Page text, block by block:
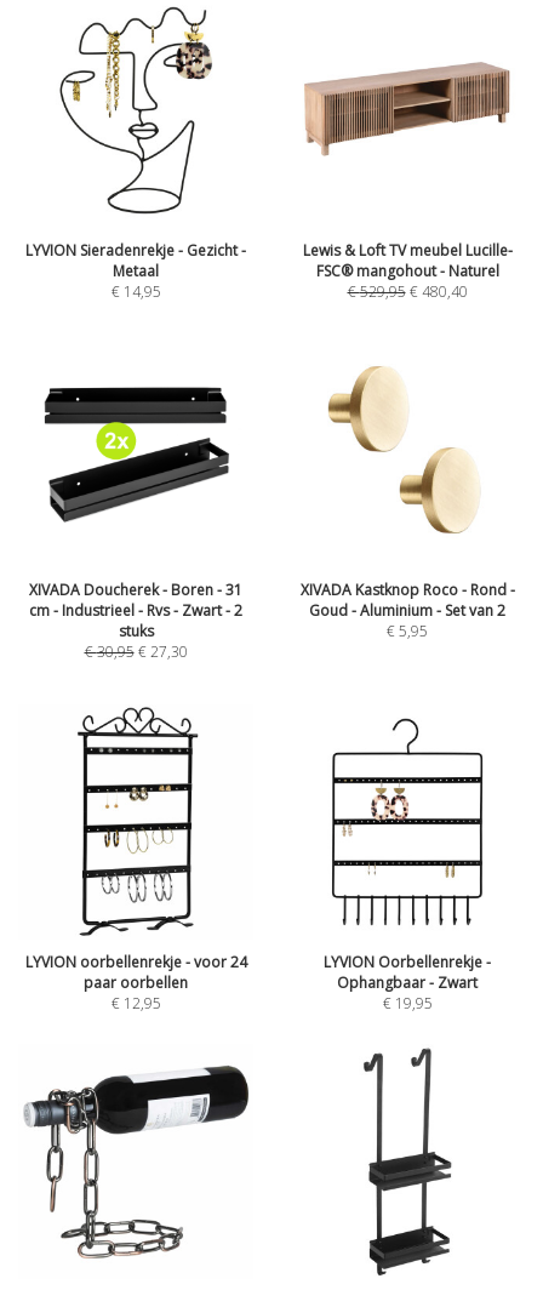
LYVION Sieradenrekje - Gezicht -
Metaal
€ 14,95
Lewis & Loft TV meubel Lucille-
FSC® mangohout - Naturel
€529,95 €480,40
XIVADA Doucherek - Boren - 31
cm - Industrieel - Rvs - Zwart - 2
stuks
€30,95 €27,30
XIVADA Kastknop Roco - Rond -
Goud - Aluminium - Set van 2
€5,95
LYVION oorbellenrekje - voor 24
paar oorbellen
€ 12,95
LYVION Oorbellenrekje -
Ophangbaar - Zwart
€ 19,95